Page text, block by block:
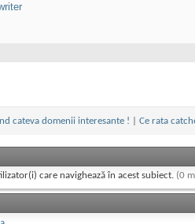
cateva domenii interesante ! Ce rata
care navighează în acest subiect. (0